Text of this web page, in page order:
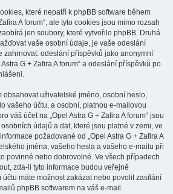
které nepatří k phpBB software během
A forum“, ale tyto cookies jsou mimo rozsah
jen soubory, které vytvořilo phpBB. Druhá
vaše osobní údaje, je vaše odeslání
zahrnovat: odeslání příspěvků jako anonymní
G + Zafira A forum“ a odeslání příspěvků po
obsahovat uživatelské jméno, osobní heslo,
vašeho účtu, a osobní, platnou e-mailovou
váš účet na „Opel Astra G + Zafira A forum“ jsou
údajů a dat, které jsou platné v zemi, ve
požadované od „Opel Astra G + Zafira A
jména, vašeho hesla a vašeho e-mailu při
povinné nebo dobrovolné. Ve všech případech
zda-li tyto informace budou veřejně
máte možnost zakázat nebo povolit zasílání
phpBB softwarem na váš e-mail.